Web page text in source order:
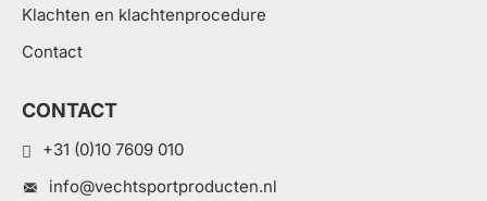
Klachten en klachtenprocedure
Contact
CONTACT
+31 (0)10 7609 010
info@vechtsportproducten.nl